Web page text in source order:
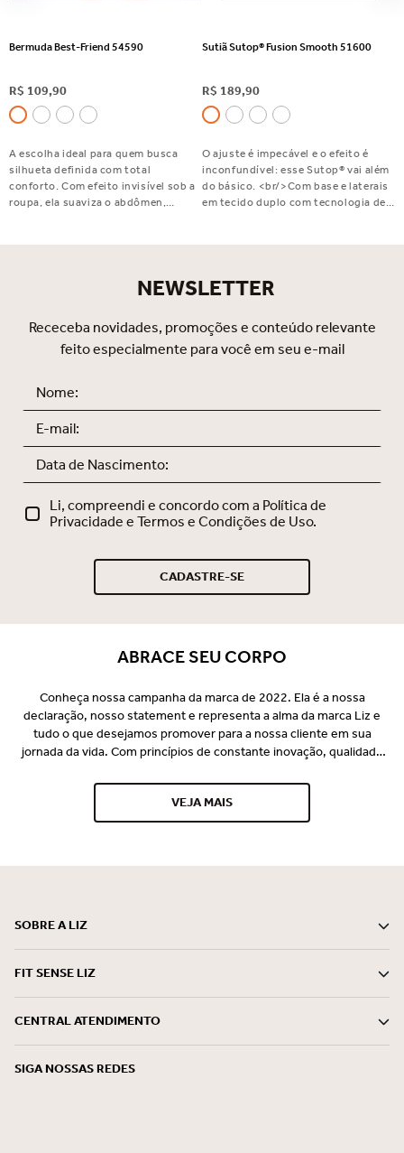
Bermuda Best-Friend 54590
R$ 109,90
A escolha ideal para quem busca
silhueta definida com total
conforto. Com efeito invisível sob a
roupa, ela suaviza o abdômen,
Sutiã Sutop® Fusion Smooth 51600
R$ 189,90
O ajuste é impecável e o efeito é
inconfundível: esse Sutop® vai além
do básico. <br/>Com base e laterais
em tecido duplo com tecnologia de
Fusion Smooth: exclusivo,
sofisticado e feito para você se
NEWSLETTER
Receceba novidades, promoções e conteúdo relevante
feito especialmente para você em seu e-mail
Li, compreendi e concordo com a Política de
Privacidade e Termos e Condições de Uso.
CADASTRE-SE
ABRACE SEU CORPO
Conheça nossa campanha da marca de 2022. Ela é a nossa
declaração, nosso statement e representa a alma da marca Liz e
tudo o que desejamos promover para a nossa cliente em sua
jornada da vida. Com princípios de constante inovação, qualidade
nossa consumidora, a Liz se consagrou no mercado e é
reconhecida por seus lançamentos pioneiros e tecnológicos
desde 1997. Somos uma marca especialista em conforto, bem-
VEJA MAIS
SOBRE A LIZ
FIT SENSE LIZ
CENTRAL ATENDIMENTO
SIGA NOSSAS REDES